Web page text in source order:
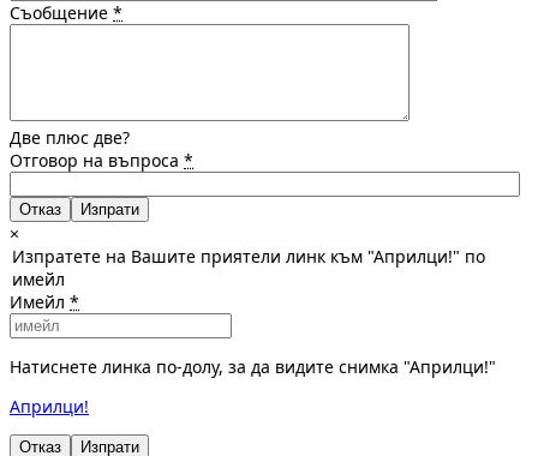
Съобщение *
Две плюс две?
Отговор на въпроса *
Отказ
×
Изпратете на Вашите приятели линк към "Априлци!" по
имейл
Имейл *
Натиснете линка по-долу, за да видите снимка "Априлци!"
Априлци!
Отказ Изпрати